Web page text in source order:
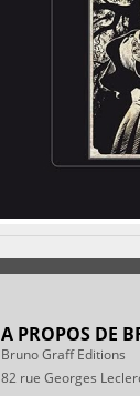
A PROPOS DE
Bruno Graff Editions
82 rue Georges